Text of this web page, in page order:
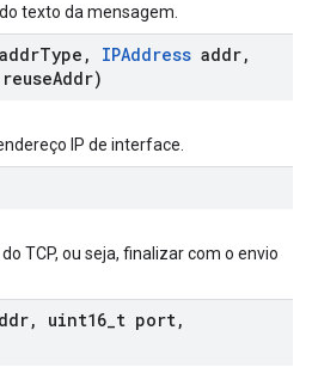
texto da mensagem.
Type , IPAddress addr,
Addr)
IP de interface.
TCP, ou seja, finalizar com o envio
, uint16 t port,